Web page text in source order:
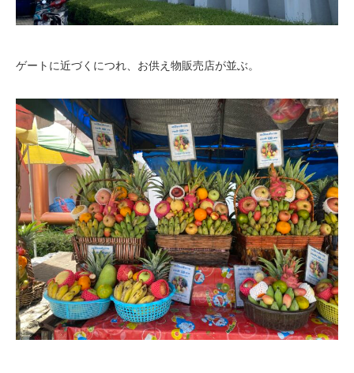
ゲートに近づくにつれ、お供え物販売店が並ぶ。